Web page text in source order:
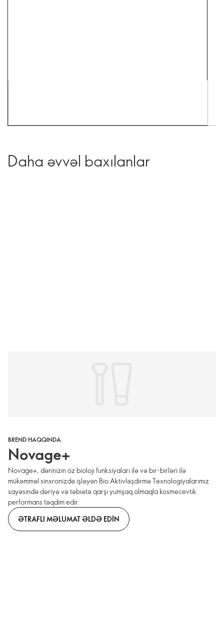
Daha əvvəl baxılanlar
BREND HAQQINDA
Novage+
Novage+, dərinizin öz bioloji funksiyaları ilə və bir-birləri ilə
mükəmməl sinxronizdə işləyən Bio Aktivləşdirmə Texnologiyalarımız
sayəsində dəriyə və təbiətə qarşı yumşaq olmaqla kosmecevtik
performans təqdim edir.
ƏTRAFLI MƏLUMAT ƏLDƏ EDIN